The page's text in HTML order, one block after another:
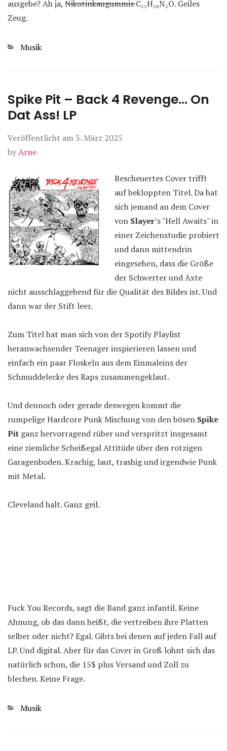
ausgebe? Ah ja, NikotinkaugummisC₂₂H₂₈N₂O. Geiles
Zeug.
Kategorien
Musik
Spike Pit – Back 4 Revenge… On
Dat Ass! LP
Veröffentlicht am 3. März 2025
byArne
Bescheuertes Cover trifft
auf bekloppten Titel. Da hat
sich jemand an dem Cover
von Slayer’s "Hell Awaits" in
einer Zeichenstudie probiert
und dann mittendrin
eingesehen, dass die Größe
der Schwerter und Äxte
nicht ausschlaggebend für die Qualität des Bildes ist. Und
dann war der Stift leer.
Zum Titel hat man sich von der Spotify Playlist
heranwachsender Teenager inspierieren lassen und
einfach ein paar Floskeln aus dem Einmaleins der
Schmuddelecke des Raps zusammengeklaut.
Und dennoch oder gerade deswegen kommt die
rumpelige Hardcore Punk Mischung von den bösen Spike
Pit ganz hervorragend rüber und verspritzt insgesamt
eine ziemliche Scheißegal Attitüde über den rotzigen
Garagenboden. Krachig, laut, trashig und irgendwie Punk
mit Metal.
Cleveland halt. Ganz geil.
Fuck You Records, sagt die Band ganz infantil. Keine
Ahnung, ob das dann heißt, die vertreiben ihre Platten
selber oder nicht? Egal. Gibts bei denen auf jeden Fall auf
LP. Und digital. Aber für das Cover in Groß lohnt sich das
natürlich schon, die 15$ plus Versand und Zoll zu
blechen. Keine Frage.
Kategorien
Musik